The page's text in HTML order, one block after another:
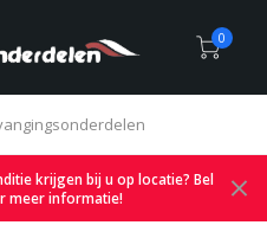
0
krijgen bij u op locatie? Bel
meer informatie!